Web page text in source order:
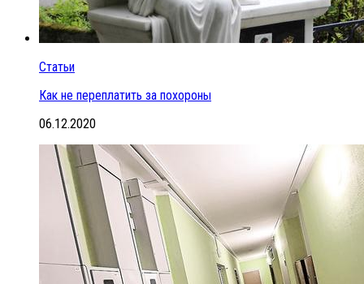
Статьи
Как не переплатить за похороны
06.12.2020